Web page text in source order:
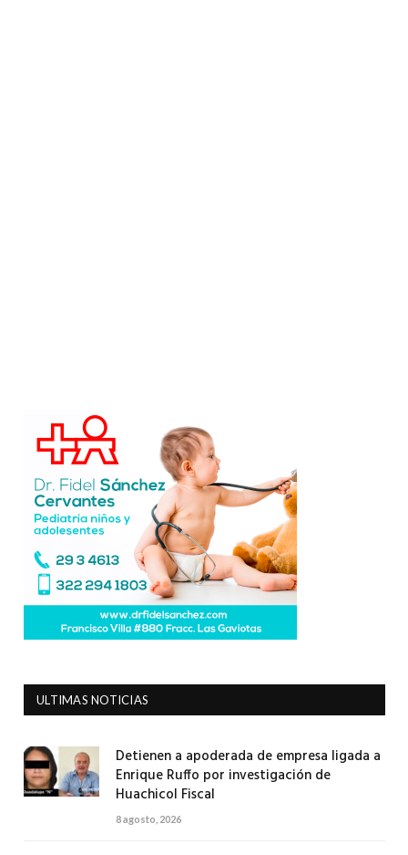
ULTIMAS NOTICIAS
Detienen a apoderada de empresa ligada a
Enrique Ruffo por investigación de
Huachicol Fiscal
8 agosto, 2026